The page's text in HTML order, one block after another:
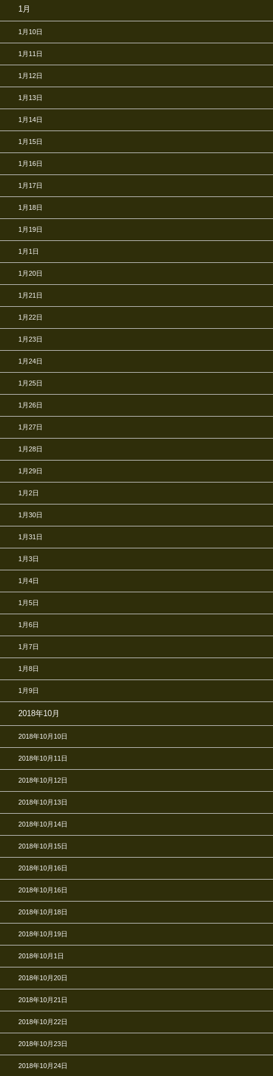
1月
1月10日
1月11日
1月12日
1月13日
1月14日
1月15日
1月16日
1月17日
1月18日
1月19日
1月1日
1月20日
1月21日
1月22日
1月23日
1月24日
1月25日
1月26日
1月27日
1月28日
1月29日
1月2日
1月30日
1月31日
1月3日
1月4日
1月5日
1月6日
1月7日
1月8日
1月9日
2018年10月
2018年10月10日
2018年10月11日
2018年10月12日
2018年10月13日
2018年10月14日
2018年10月15日
2018年10月16日
2018年10月16日
2018年10月18日
2018年10月19日
2018年10月1日
2018年10月20日
2018年10月21日
2018年10月22日
2018年10月23日
2018年10月24日